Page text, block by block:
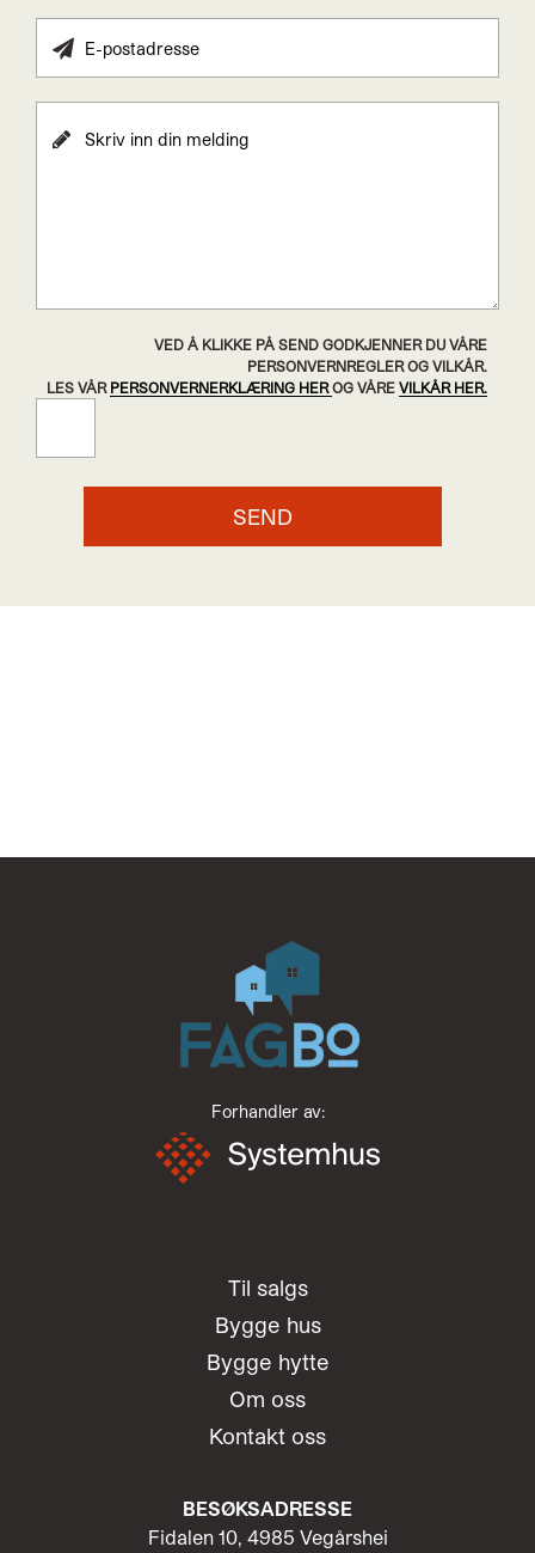
VED Å KLIKKE PÅ SEND GODKJENNER DU VÅRE
PERSONVERNREGLER OG VILKÅR.
LES VÅR PERSONVERNERKLÆRING HEROG VÅRE VILKÅR HER.
Forhandler av:
Til salgs
Bygge hus
Bygge hytte
Om oss
Kontakt oss
BESØKSADRESSE
Fidalen 10, 4985 Vegårshei